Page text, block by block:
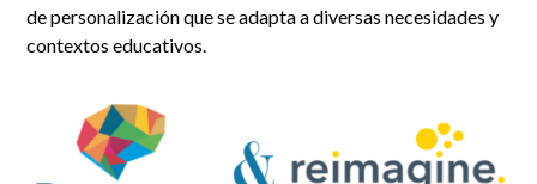
de personalización que se adapta a diversas necesidades y
contextos educativos.